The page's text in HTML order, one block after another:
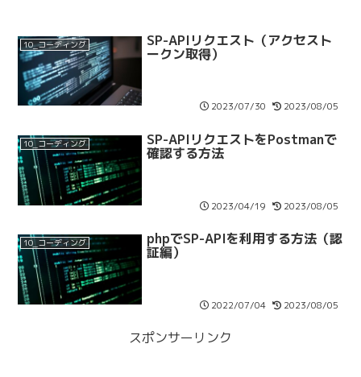
10_コーディング SP-APIリクエスト（アクセスト
ークン取得）
2023/07/30 2023/08/05
10_コーディング SP-APIリクエストをPostmanで
確認する方法
2023/04/19 2023/08/05
10_コーディング phpでSP-APIを利用する方法（認
証編）
2022/07/04 2023/08/05
スポンサーリンク